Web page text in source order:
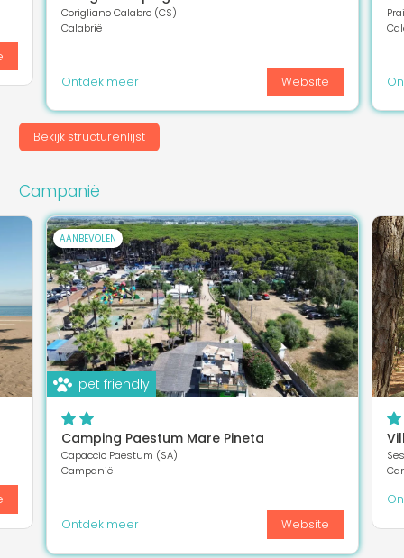
Corigliano Calabro (CS)
Calabrië
Ontdek meer Website
Bekijk structurenlijst
Campanië
AANBEVOLEN
pet friendly
Camping Paestum Mare Pineta
Capaccio Paestum (SA)
Campanië
Ontdek meer Website